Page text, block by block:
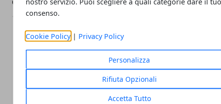
consenso.
Cookie Policy | Privacy Policy
Personalizza
Rifiuta Opzionali
Accetta Tutto
18/07/2025